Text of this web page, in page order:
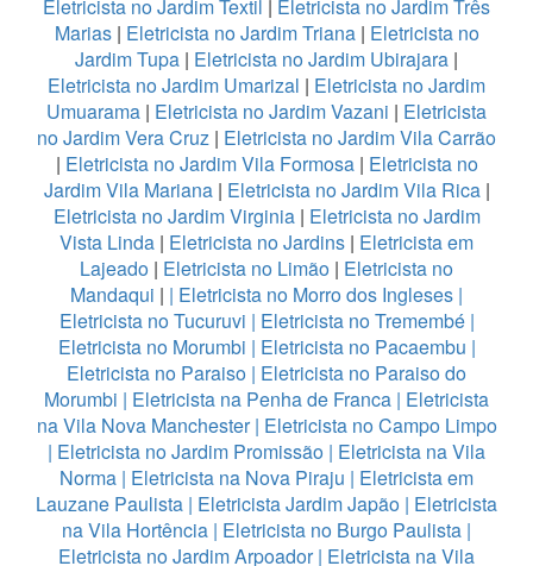
Eletricista no Jardim Textil | Eletricista no Jardim Três
Marias| Eletricista no Jardim Triana| Eletricista no
Jardim Tupa | Eletricista no Jardim Ubirajara |
Eletricista no Jardim Umarizal | Eletricista no Jardim
Umuarama | Eletricista no Jardim Vazani | Eletricista
no Jardim Vera Cruz | Eletricista no Jardim Vila Carrão
| Eletricista no Jardim Vila Formosa| Eletricista no
Jardim Vila Mariana| Eletricista no Jardim Vila Rica|
Eletricista no Jardim Virginia| Eletricista no Jardim
Vista Linda | Eletricista no Jardins | Eletricista em
Lajeado | Eletricista no Limão | Eletricista no
Mandaqui | | Eletricista no Morro dos Ingleses |
Eletricista no Tucuruvi | Eletricista no Tremembé|
Eletricista no Morumbi | Eletricista no Pacaembu |
Eletricista no Paraiso | Eletricista no Paraiso do
Morumbi | Eletricista na Penha de Franca | Eletricista
na Vila Nova Manchester| Eletricista no Campo Limpo
| Eletricista no Jardim Promissão | Eletricista na Vila
Norma | Eletricista na Nova Piraju | Eletricista em
Lauzane Paulista | Eletricista Jardim Japão | Eletricista
na Vila Hortência | Eletricista no Burgo Paulista |
Eletricista no Jardim Arpoador| Eletricista na Vila